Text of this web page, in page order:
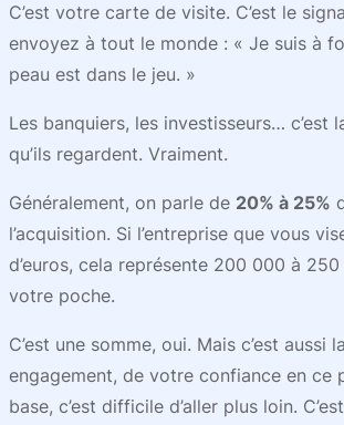
C’est votre carte de visite. C’est le
envoyez à tout le monde : « Je suis à
peau est dans le jeu. »
Les banquiers, les investisseurs… c’est
qu’ils regardent. Vraiment.
Généralement, on parle de 20% à 25%
l’acquisition. Si l’entreprise que vous
d’euros, cela représente 200 000 à
votre poche.
C’est une somme, oui. Mais c’est aussi
engagement, de votre confiance en ce
base, c’est difficile d’aller plus loin.